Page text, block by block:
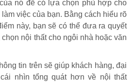
nó để có lựa chọn phù hợp cho
việc của bạn. Bằng cách hiểu rõ
này, bạn sẽ có thể đưa ra quyết
nội thất cho ngôi nhà hoặc văn
tin trên sẽ giúp khách hàng, đại
nhìn tổng quát hơn về nội thất